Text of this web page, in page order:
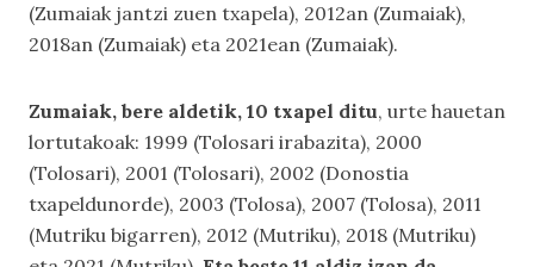
(Zumaiak jantzi zuen txapela), 2012an (Zumaiak),
2018an (Zumaiak) eta 2021ean (Zumaiak).
Zumaiak, bere aldetik, 10 txapel ditu, urte hauetan
lortutakoak: 1999 (Tolosari irabazita), 2000
(Tolosari), 2001 (Tolosari), 2002 (Donostia
txapeldunorde), 2003 (Tolosa), 2007 (Tolosa), 2011
(Mutriku bigarren), 2012 (Mutriku), 2018 (Mutriku)